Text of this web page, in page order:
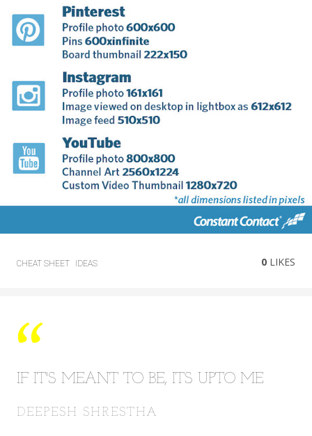
CHEAT SHEET IDEAS 0 LIKES
IF IT'S MEANT TO BE, ITS UPTO ME
DEEPESH SHRESTHA